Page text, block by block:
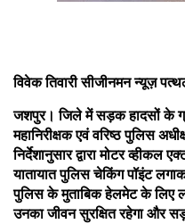
विवेक तिवारी सीजीनमन न्यूज़
जशपुर। जिले में सड़क हादसों के
महानिरीक्षक एवं वरिष्ठ पुलिस
निर्देशानुसार द्वारा मोटर
यातायात पुलिस चेकिंग पॉइंट
पुलिस के मुताबिक हेलमेट के लिए
उनका जीवन सुरक्षित रहेगा और